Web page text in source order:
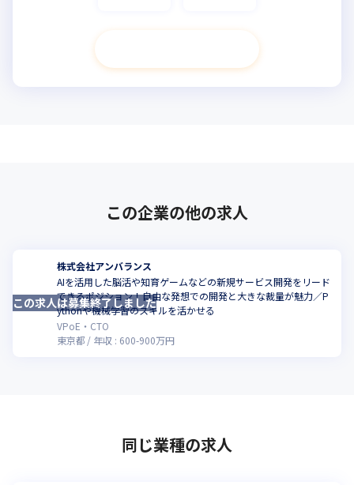
この企業の他の求人
株式会社アンバランス
AIを活用した脳活や知育ゲームなどの新規サービス開発をリード
できるポジション！自由な発想での開発と大きな裁量が魅力／P
ythonや機械学習のスキルを活かせる
VPoE・CTO
東京都
年収 : 600-900万円
この求人は募集終了しました
同じ業種の求人